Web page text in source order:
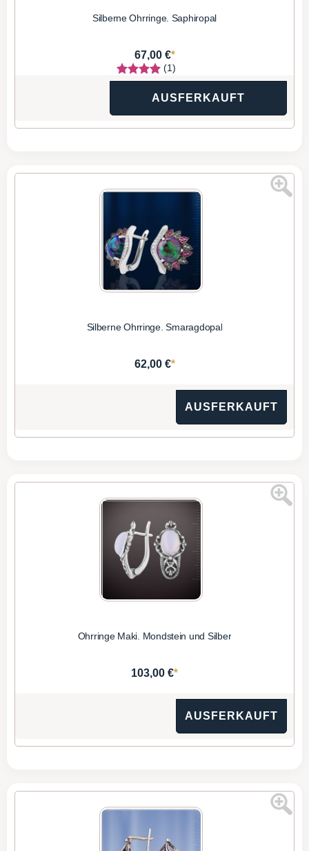
Silberne Ohrringe. Saphiropal
67,00 €*
(1)
AUSFERKAUFT
Silberne Ohrringe. Smaragdopal
62,00 €*
AUSFERKAUFT
Ohrringe Maki. Mondstein und Silber
103,00 €*
AUSFERKAUFT